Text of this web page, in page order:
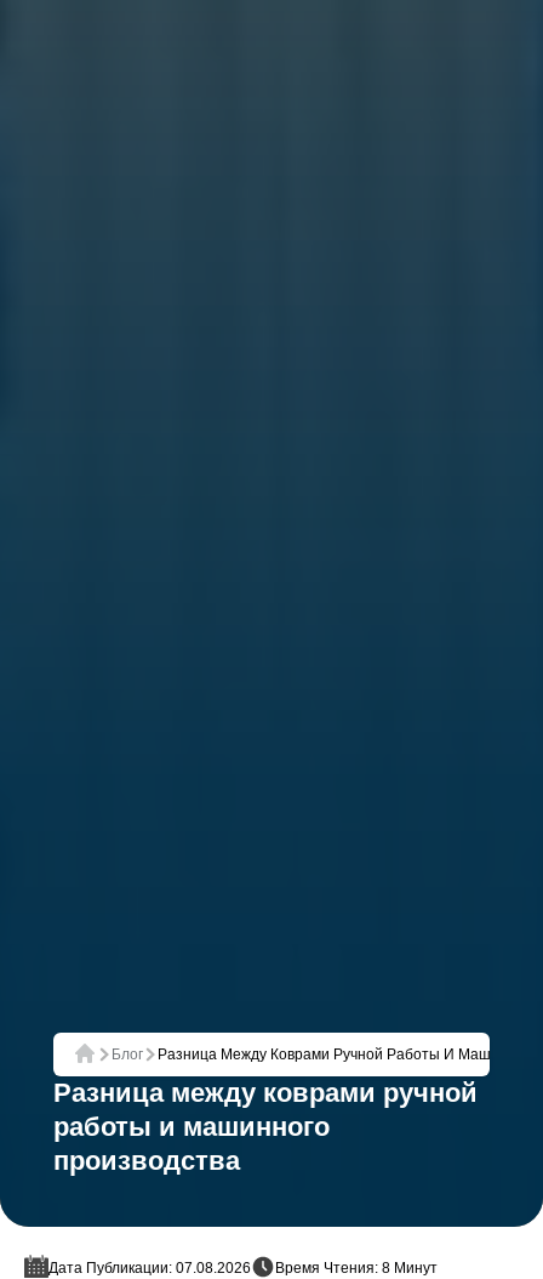
Главная
Блог Разница Между Коврами Ручной Работы И Машинного
Разница между коврами ручной
работы и машинного
производства
Дата Публикации: 07.08.2026 Время Чтения: 8 Минут